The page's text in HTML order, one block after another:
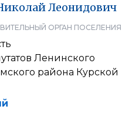
Леонидович
ОРГАН ПОСЕЛЕНИЯ
Ленинского
района Курской